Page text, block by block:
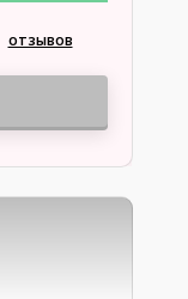
отзывов